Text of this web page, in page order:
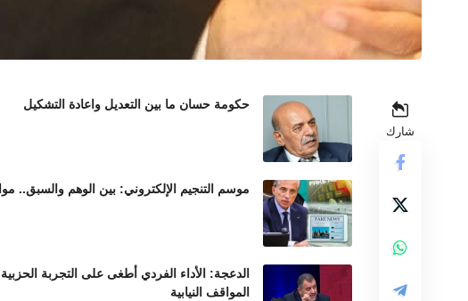
شارك
حكومة حسان ما بين التعديل واعادة التشكيل
موسم التنجيم الإلكتروني: بين الوهم والسبق..
الدعجة: الأداء الفردي أطغى على التجربة
المواقف النيابية